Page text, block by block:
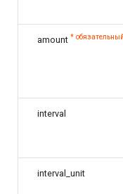
Архив изменений
amount * обязательный
interval
interval_unit